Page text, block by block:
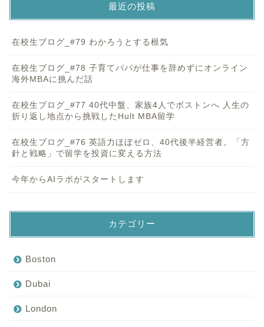
最近の投稿
在校生ブログ_#79 わかろうとする根気
在校生ブログ_#78 子育てパパが仕事を辞めずにオンライン
海外MBAに挑んだ話
在校生ブログ_#77 40代中盤、家族4人でボストンへ 人生の
折り返し地点から挑戦したHult MBA留学
在校生ブログ_#76 英語力ほぼゼロ、40代後半経営者。「方
針と戦略」で留学を投資に変える方法
今年からAIラボがスタートします
カテゴリー
Boston
Dubai
London